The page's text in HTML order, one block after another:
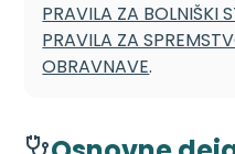
PRAVILA ZA BOLNIŠKI
PRAVILA ZA
OBRAVNAVE.